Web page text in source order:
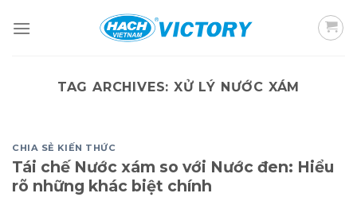
TAG ARCHIVES: XỬ LÝ NƯỚC XÁM
CHIA SẺ KIẾN THỨC
Tái chế Nước xám so với Nước đen: Hiểu
rõ những khác biệt chính